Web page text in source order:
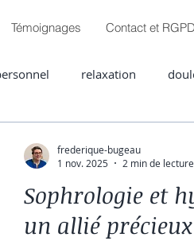
Témoignages Contact et RGPD
relaxation
Sophrologie et
un allié
frederique-bugeau
1 nov. 2025
2 min de lecture